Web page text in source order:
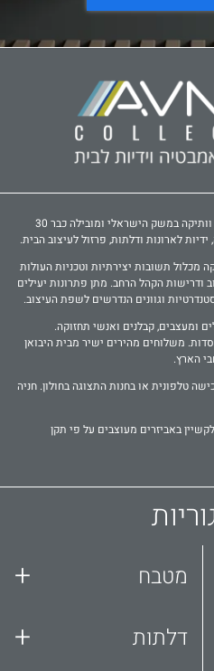
חברת אבנר‘ס קולקשיין בע״מ הינה חברה וותיקה במשק הישראלי ומובילה כבר 30
לארונות ודלתות, פרזול לעיצוב הבית.
תשובות יצירתיות וטכניות העולות
ודרישות הקהל הרחב. מתן פתרונות יעילים
וגוונים הנדרשים לשפת העיצוב.
ומעצבים, קבלנים ואנשי תחזוקה.
משלוחים מהירים ישיר מבית היבואן
טלפונית או בחנות התצוגה בחולון. חניה
באביזרים מעוצבים על פי תקן
מטבח +
דלתות +